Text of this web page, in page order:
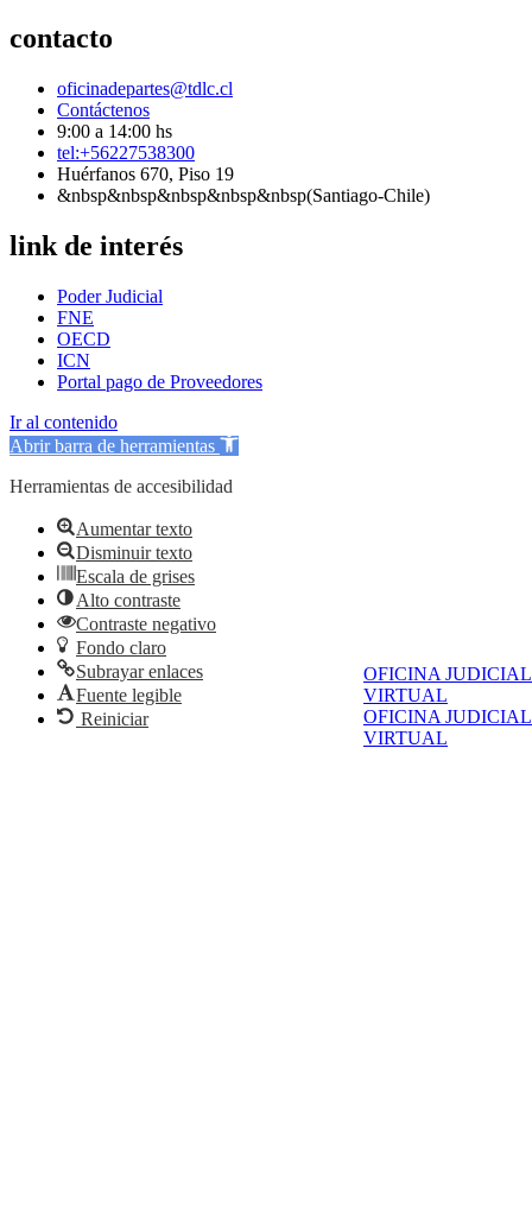
OFICINA JUDICIAL
VIRTUAL
OFICINA JUDICIAL
VIRTUAL
contacto
oficinadepartes@tdlc.cl
Contáctenos
9:00 a 14:00 hs
tel:+56227538300
Huérfanos 670, Piso 19
&nbsp&nbsp&nbsp&nbsp&nbsp(Santiago-Chile)
link de interés
Poder Judicial
FNE
OECD
ICN
Portal pago de Proveedores
Ir al contenido
Abrir barra de herramientas
Herramientas de accesibilidad
Aumentar texto
Disminuir texto
Escala de grises
Alto contraste
Contraste negativo
Fondo claro
Subrayar enlaces
Fuente legible
Reiniciar